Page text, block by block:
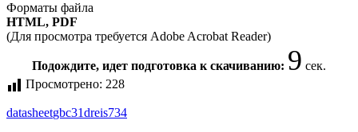
Форматы файла
HTML, PDF
(Для просмотра требуется Adobe Acrobat Reader)
Подождите, идет подготовка к скачиванию: 9 сек.
Просмотрено: 228
datasheetgbc31dreis734